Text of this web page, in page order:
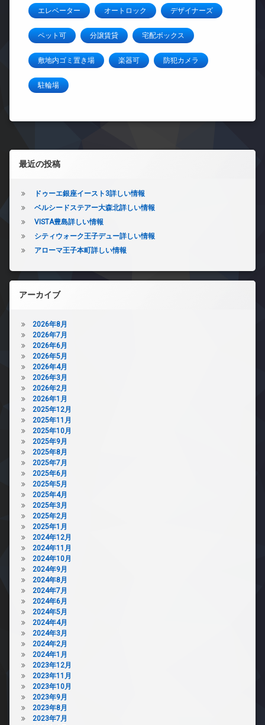
エレベーター オートロック デザイナーズ
ペット可 分譲賃貸 宅配ボックス
敷地内ゴミ置き場 楽器可 防犯カメラ
駐輪場
左サイドバー
最近の投稿
ドゥーエ銀座イースト3詳しい情報
ベルシードステアー大森北詳しい情報
VISTA豊島詳しい情報
シティウォーク王子デュー詳しい情報
アローマ王子本町詳しい情報
アーカイブ
2026年8月
2026年7月
2026年6月
2026年5月
2026年4月
2026年3月
2026年2月
2026年1月
2025年12月
2025年11月
2025年10月
2025年9月
2025年8月
2025年7月
2025年6月
2025年5月
2025年4月
2025年3月
2025年2月
2025年1月
2024年12月
2024年11月
2024年10月
2024年9月
2024年8月
2024年7月
2024年6月
2024年5月
2024年4月
2024年3月
2024年2月
2024年1月
2023年12月
2023年11月
2023年10月
2023年9月
2023年8月
2023年7月